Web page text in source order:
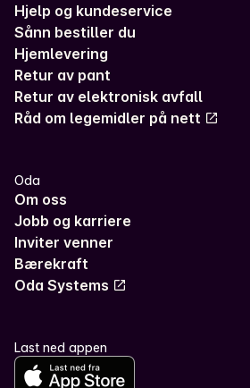
Hjelp og kundeservice
Sånn bestiller du
Hjemlevering
Retur av pant
Retur av elektronisk avfall
Råd om legemidler på nett
Oda
Om oss
Jobb og karriere
Inviter venner
Bærekraft
Oda Systems
Last ned appen